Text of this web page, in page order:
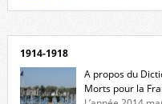
1914-1918
A propos du
Morts pour la